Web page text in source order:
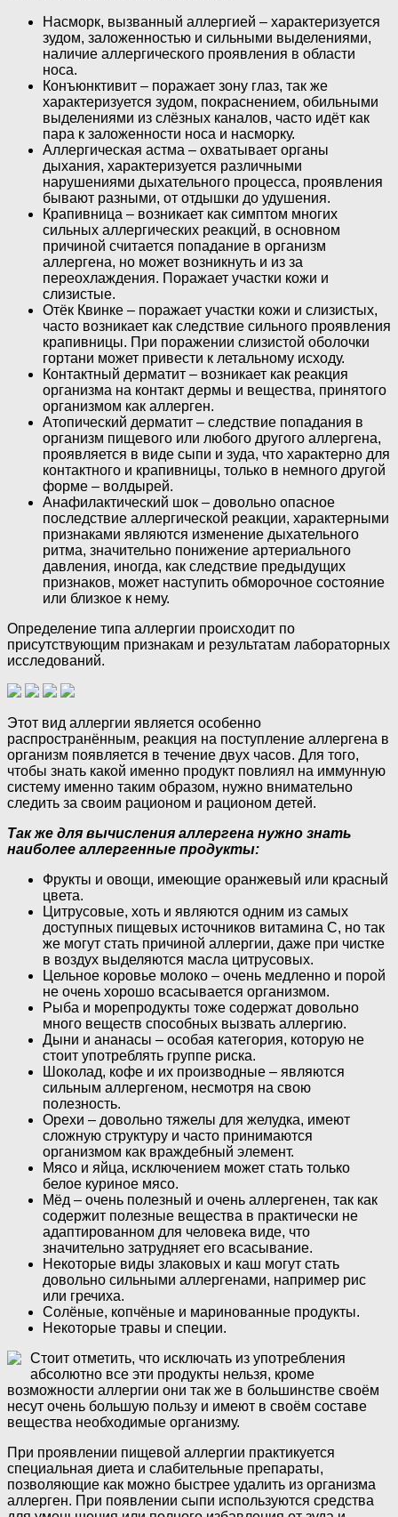
Насморк, вызванный аллергией – характеризуется
зудом, заложенностью и сильными выделениями,
наличие аллергического проявления в области
носа.
Конъюнктивит – поражает зону глаз, так же
характеризуется зудом, покраснением, обильными
выделениями из слёзных каналов, часто идёт как
пара к заложенности носа и насморку.
Аллергическая астма – охватывает органы
дыхания, характеризуется различными
нарушениями дыхательного процесса, проявления
бывают разными, от отдышки до удушения.
Крапивница – возникает как симптом многих
сильных аллергических реакций, в основном
причиной считается попадание в организм
аллергена, но может возникнуть и из за
переохлаждения. Поражает участки кожи и
слизистые.
Отёк Квинке – поражает участки кожи и слизистых,
часто возникает как следствие сильного проявления
крапивницы. При поражении слизистой оболочки
гортани может привести к летальному исходу.
Контактный дерматит – возникает как реакция
организма на контакт дермы и вещества, принятого
организмом как аллерген.
Атопический дерматит – следствие попадания в
организм пищевого или любого другого аллергена,
проявляется в виде сыпи и зуда, что характерно для
контактного и крапивницы, только в немного другой
форме – волдырей.
Анафилактический шок – довольно опасное
последствие аллергической реакции, характерными
признаками являются изменение дыхательного
ритма, значительно понижение артериального
давления, иногда, как следствие предыдущих
признаков, может наступить обморочное состояние
или близкое к нему.
Определение типа аллергии происходит по
присутствующим признакам и результатам лабораторных
исследований.
Этот вид аллергии является особенно
распространённым, реакция на поступление аллергена в
организм появляется в течение двух часов. Для того,
чтобы знать какой именно продукт повлиял на иммунную
систему именно таким образом, нужно внимательно
следить за своим рационом и рационом детей.
Так же для вычисления аллергена нужно знать
наиболее аллергенные продукты:
Фрукты и овощи, имеющие оранжевый или красный
цвета.
Цитрусовые, хоть и являются одним из самых
доступных пищевых источников витамина С, но так
же могут стать причиной аллергии, даже при чистке
в воздух выделяются масла цитрусовых.
Цельное коровье молоко – очень медленно и порой
не очень хорошо всасывается организмом.
Рыба и морепродукты тоже содержат довольно
много веществ способных вызвать аллергию.
Дыни и ананасы – особая категория, которую не
стоит употреблять группе риска.
Шоколад, кофе и их производные – являются
сильным аллергеном, несмотря на свою
полезность.
Орехи – довольно тяжелы для желудка, имеют
сложную структуру и часто принимаются
организмом как враждебный элемент.
Мясо и яйца, исключением может стать только
белое куриное мясо.
Мёд – очень полезный и очень аллергенен, так как
содержит полезные вещества в практически не
адаптированном для человека виде, что
значительно затрудняет его всасывание.
Некоторые виды злаковых и каш могут стать
довольно сильными аллергенами, например рис
или гречиха.
Солёные, копчёные и маринованные продукты.
Некоторые травы и специи.
Стоит отметить, что исключать из употребления
абсолютно все эти продукты нельзя, кроме
возможности аллергии они так же в большинстве своём
несут очень большую пользу и имеют в своём составе
вещества необходимые организму.
При проявлении пищевой аллергии практикуется
специальная диета и слабительные препараты,
позволяющие как можно быстрее удалить из организма
аллерген. При появлении сыпи используются средства